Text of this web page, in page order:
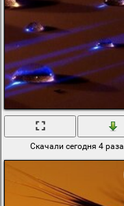
Скачали сегодня 4 раза